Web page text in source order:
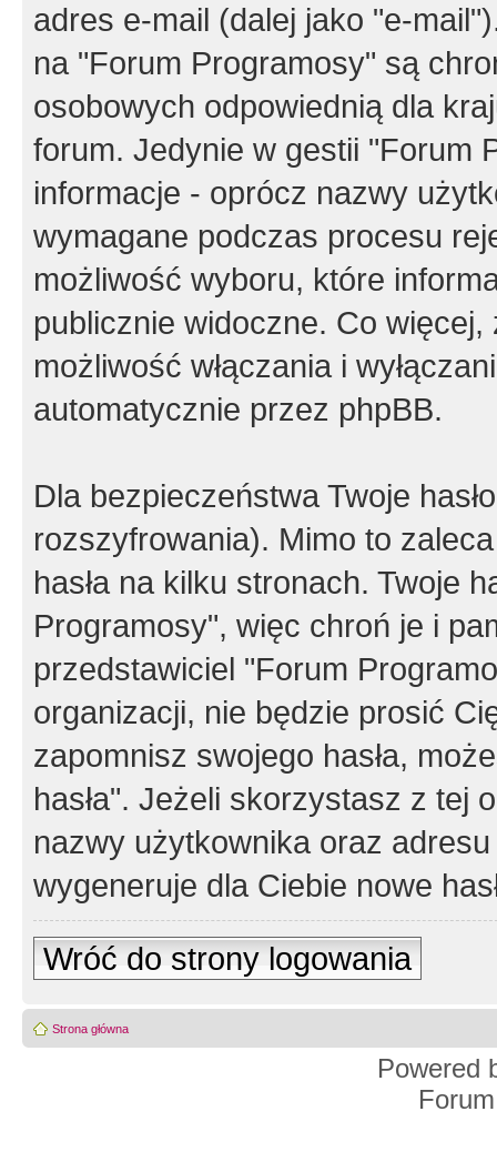
adres e-mail (dalej jako "e-
na "Forum Programosy" są
osobowych odpowiednią dla
forum. Jedynie w gestii "Forum
informacje - oprócz nazwy
wymagane podczas procesu
możliwość wyboru, które
publicznie widoczne. Co
możliwość włączania i
automatycznie przez phpBB.
Dla bezpieczeństwa Twoje
rozszyfrowania). Mimo to
hasła na kilku stronach. Twoje
Programosy", więc chroń je i
przedstawiciel "Forum
organizacji, nie będzie prosić
zapomnisz swojego hasła,
hasła". Jeżeli skorzystasz z tej
nazwy użytkownika oraz
wygeneruje dla Ciebie nowe
Wróć do strony logowania
Strona główna
Powered